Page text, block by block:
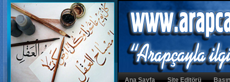
Ana Sayfa Site Editörü